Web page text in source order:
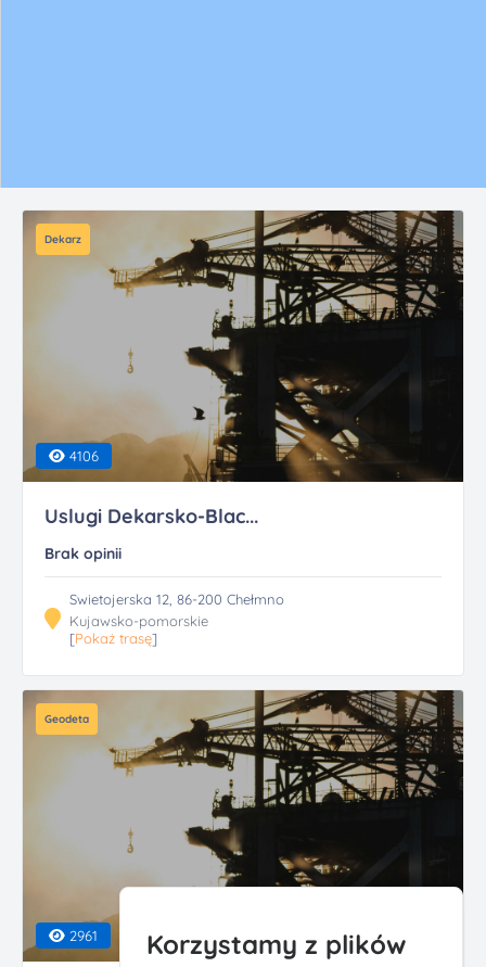
Dekarz
4106
Uslugi Dekarsko-Blac...
Brak opinii
Swietojerska 12, 86-200 Chełmno
Kujawsko-pomorskie
[Pokaż trasę]
Geodeta
2961
Korzystamy z plików